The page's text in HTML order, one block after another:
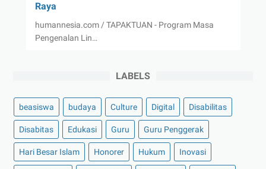
Raya
humannesia.com / TAPAKTUAN - Program Masa
Pengenalan Lin…
LABELS
beasiswa budaya Culture Digital Disabilitas
Disabitas Edukasi Guru Guru Penggerak
Hari Besar Islam Honorer Hukum Inovasi